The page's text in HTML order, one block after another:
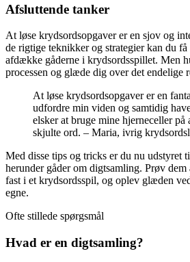
Afsluttende tanker
At løse krydsordsopgaver er en sjov og
de rigtige teknikker og strategier kan du
afdække gåderne i krydsordsspillet. Men
processen og glæde dig over det endelige
At løse krydsordsopgaver er en
udfordre min viden og samtidig
elsker at bruge mine hjerneceller
skjulte ord. – Maria, ivrig
Med disse tips og tricks er du nu udstyret
herunder gåder om digtsamling. Prøv
fast i et krydsordsspil, og oplev glæden
egne.
Ofte stillede spørgsmål
Hvad er en digtsamling?